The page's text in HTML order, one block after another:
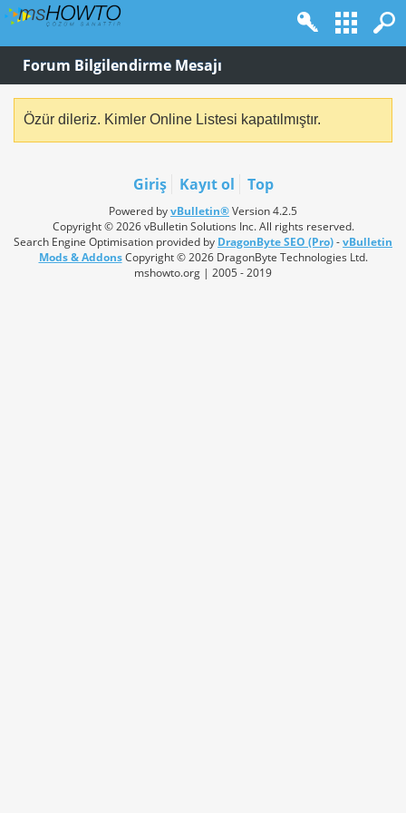
Forum Bilgilendirme Mesajı
Özür dileriz. Kimler Online Listesi kapatılmıştır.
Giriş Kayıt ol Top
Powered byvBulletin®Version 4.2.5
Copyright © 2026 vBulletin Solutions Inc. All rights reserved.
Search Engine Optimisation provided by DragonByte SEO (Pro)-vBulletin
Mods & AddonsCopyright © 2026 DragonByte Technologies Ltd.
mshowto.org | 2005 - 2019